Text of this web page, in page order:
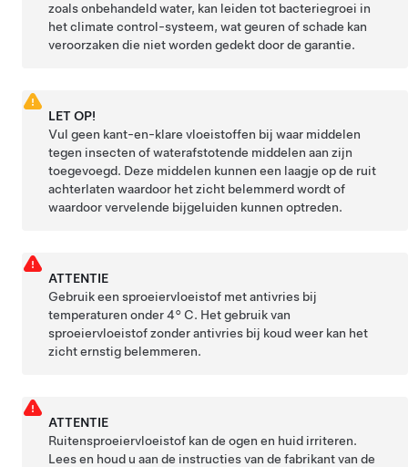
zoals onbehandeld water, kan leiden tot bacteriegroei in
het climate control-systeem, wat geuren of schade kan
veroorzaken die niet worden gedekt door de garantie.
LET OP!
Vul geen kant-en-klare vloeistoffen bij waar middelen
tegen insecten of waterafstotende middelen aan zijn
toegevoegd. Deze middelen kunnen een laagje op de ruit
achterlaten waardoor het zicht belemmerd wordt of
waardoor vervelende bijgeluiden kunnen optreden.
ATTENTIE
Gebruik een sproeiervloeistof met antivries bij
temperaturen onder4° C. Het gebruik van
sproeiervloeistof zonder antivries bij koud weer kan het
zicht ernstig belemmeren.
ATTENTIE
Ruitensproeiervloeistof kan de ogen en huid irriteren.
Lees en houd u aan de instructies van de fabrikant van de